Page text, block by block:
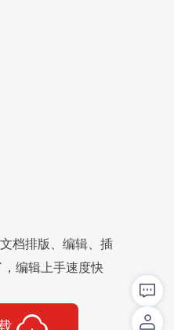
档排版、编辑、插
编辑上手速度快